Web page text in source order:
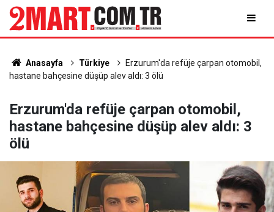
Anasayfa Türkiye
Erzurum'da refüje çarpan otomobil,
hastane bahçesine düşüp alev aldı: 3 ölü
Erzurum'da refüje çarpan otomobil,
hastane bahçesine düşüp alev aldı: 3
ölü